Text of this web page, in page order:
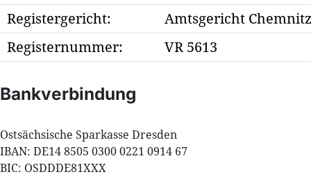
Registergericht:
Amtsgericht Chemnitz
Registernummer:
VR 5613
Bankverbindung
Ostsächsische Sparkasse Dresden
IBAN: DE14 8505 0300 0221 0914 67
BIC: OSDDDE81XXX